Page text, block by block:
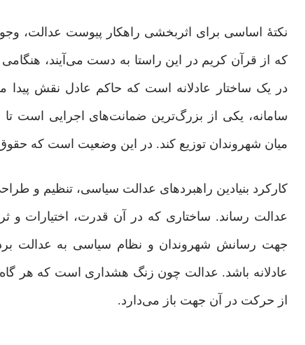
نکتۀ اساسی برای اثربخشی راهکار پیوست عدالت،
که از قرآن کریم در این راستا به دست می‌آیند، هنگامی
در یک ساختار عادلانه است که حاکم عادل نقش پیدا
سامانه، یکی از بزرگ‌ترین ضمانت‌های اجرایی است تا
میان شهروندان توزیع کند. در این وضعیت است که
کارکرد بنیادین راهبردهای عدالت سیاسی، تنظیم و
عدالت رساند. ساختاری که در آن قدرت، اختیارات
جهت رسانش شهروندان و نظام سیاسی به عدالت
عادلانه باشد. عدالت چون زنگ هشداری است که هر
از حرکت در آن جهت باز می‌دارد.